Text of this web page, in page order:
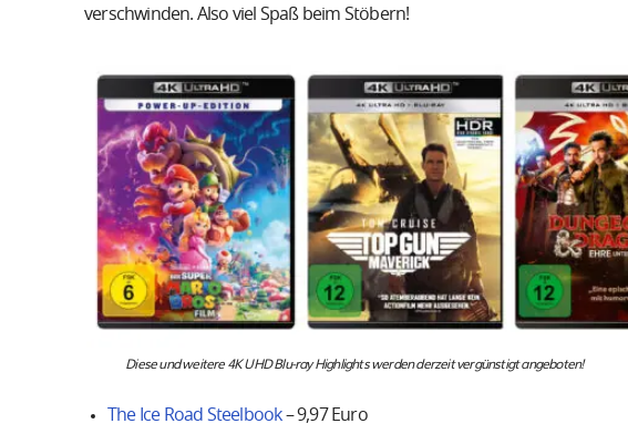
verschwinden. Also viel Spaß beim Stöbern!
Diese und weitere 4K UHD Blu-ray Highlights werden derzeit vergünstigt angeboten!
The Ice Road Steelbook– 9,97 Euro